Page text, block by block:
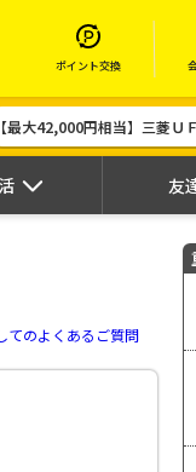
ポイント交換
【最大42,000円相当】三菱Ｕ
友
てのよくあるご質問